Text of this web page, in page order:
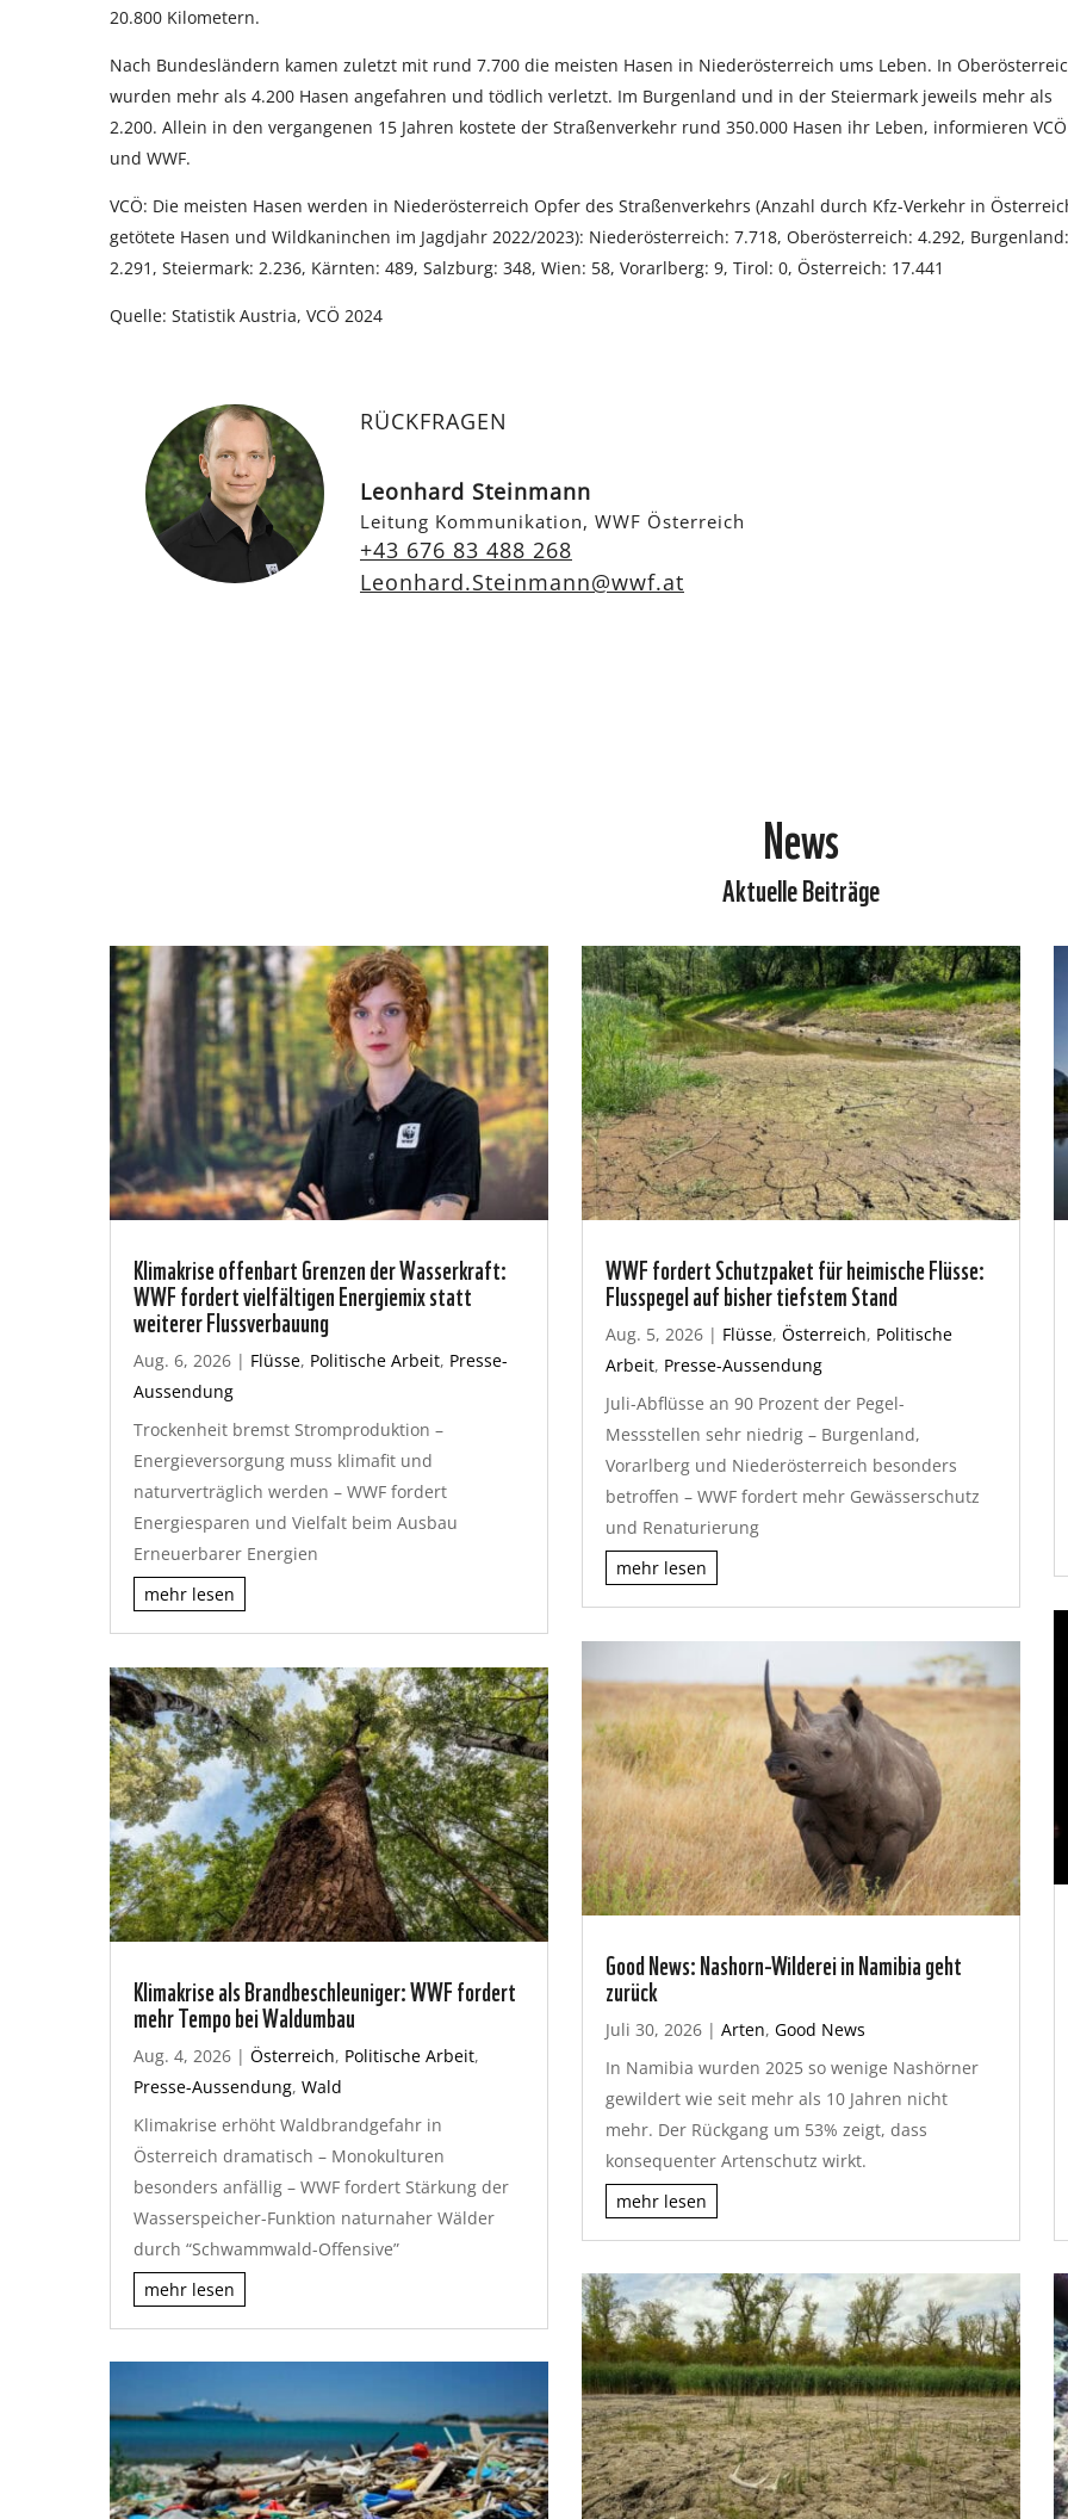
20.800 Kilometern.
Nach Bundesländern kamen zuletzt mit rund 7.700 die meisten Hasen in Niederösterreich ums Leben. In
wurden mehr als 4.200 Hasen angefahren und tödlich verletzt. Im Burgenland und in der Steiermark jeweils mehr als
2.200. Allein in den vergangenen 15 Jahren kostete der Straßenverkehr rund 350.000 Hasen ihr Leben, informieren VCÖ
und WWF.
VCÖ: Die meisten Hasen werden in Niederösterreich Opfer des Straßenverkehrs (Anzahl durch Kfz-Verkehr in
getötete Hasen und Wildkaninchen im Jagdjahr 2022/2023): Niederösterreich: 7.718, Oberösterreich: 4.292, Burgenland:
2.291, Steiermark: 2.236, Kärnten: 489, Salzburg: 348, Wien: 58, Vorarlberg: 9, Tirol: 0, Österreich: 17.441
Quelle: Statistik Austria, VCÖ 2024
RÜCKFRAGEN
Leonhard Steinmann
Leitung Kommunikation, WWF Österreich
+43 676 83 488 268
Leonhard.Steinmann@wwf.at
News
Aktuelle Beiträge
Klimakrise offenbart Grenzen der Wasserkraft:
WWF fordert vielfältigen Energiemix statt
weiterer Flussverbauung
Aug. 6, 2026 | Flüsse, Politische Arbeit, Presse-
Aussendung
Trockenheit bremst Stromproduktion –
Energieversorgung muss klimafit und
naturverträglich werden – WWF fordert
Energiesparen und Vielfalt beim Ausbau
Erneuerbarer Energien
mehr lesen
Klimakrise als Brandbeschleuniger: WWF fordert
mehr Tempo bei Waldumbau
Aug. 4, 2026 | Österreich, Politische Arbeit,
Presse-Aussendung, Wald
Klimakrise erhöht Waldbrandgefahr in
Österreich dramatisch – Monokulturen
besonders anfällig – WWF fordert Stärkung der
Wasserspeicher-Funktion naturnaher Wälder
durch “Schwammwald-Offensive”
mehr lesen
WWF fordert Schutzpaket für heimische Flüsse:
Flusspegel auf bisher tiefstem Stand
Aug. 5, 2026| Flüsse, Österreich, Politische
Arbeit, Presse-Aussendung
Juli-Abflüsse an 90 Prozent der Pegel-
Messstellen sehr niedrig – Burgenland,
Vorarlberg und Niederösterreich besonders
betroffen – WWF fordert mehr Gewässerschutz
und Renaturierung
mehr lesen
Good News: Nashorn-Wilderei in Namibia geht
zurück
Juli 30, 2026| Arten, Good News
In Namibia wurden 2025 so wenige Nashörner
gewildert wie seit mehr als 10 Jahren nicht
mehr. Der Rückgang um 53% zeigt, dass
konsequenter Artenschutz wirkt.
mehr lesen